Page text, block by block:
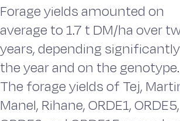
Forage yields amounted on
average to 1.7 t DM/ha over
years, depending
the year and on the genotype.
The forage yields of Tej,
Manel, Rihane, ORDE1, ORDE5,